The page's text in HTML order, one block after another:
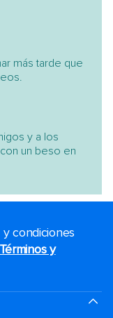
más tarde que
y a los
un beso en
condiciones
Términos y